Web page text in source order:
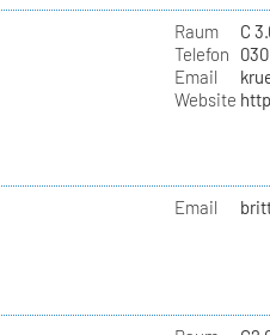
Raum
C
Telefon
Email
Website
Email